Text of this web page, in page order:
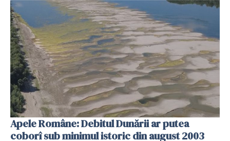
Apele Române: Debitul Dunării ar putea
coborî sub minimul istoric din august 2003